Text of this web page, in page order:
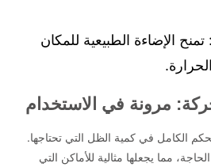
الإضاءة الطبيعية للمكان
مرونة في الاستخدام
الكامل في كمية الظل التي تحتاجها.
مما يجعلها مثالية للأماكن التي